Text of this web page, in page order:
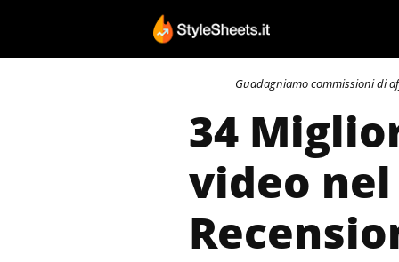
contenuto
Guadagniamo commissioni di
34
video nel